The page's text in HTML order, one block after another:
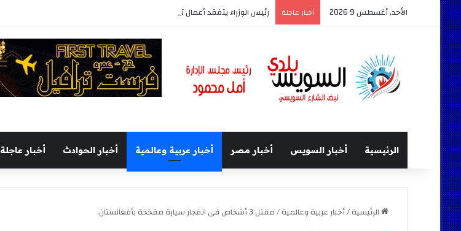
الأحد, أغسطس 9 2026 أخبار عاجلة رئيس الوزراء يتفقد أعمال تطوير ورفع كفاءة مستشفى رأس الحكمة المركزي
الرئيسية أخبار السويس أخبار مصر أخبار عربية وعالمية أخبار الحوادث أخبار عاجلة
الرئيسية/أخبار عربية وعالمية/مقتل 3 أشخاص فى انفجار سيارة مفخخة بأفغانستان.